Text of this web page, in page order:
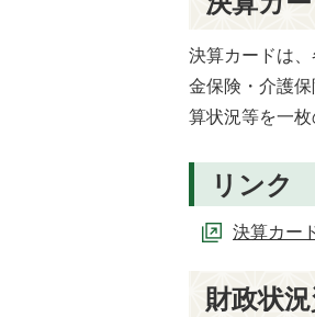
決算カードは
金保険・介護
算状況等を一
リンク
決算カー
財政状